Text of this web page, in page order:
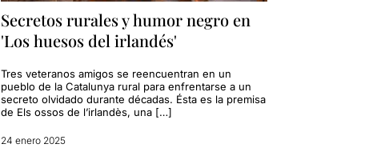
Secretos rurales y humor negro en
'Los huesos del irlandés'
Tres veteranos amigos se reencuentran en un
pueblo de la Catalunya rural para enfrentarse a un
secreto olvidado durante décadas. Ésta es la premisa
de Els ossos de l’irlandès, una […]
24 enero 2025